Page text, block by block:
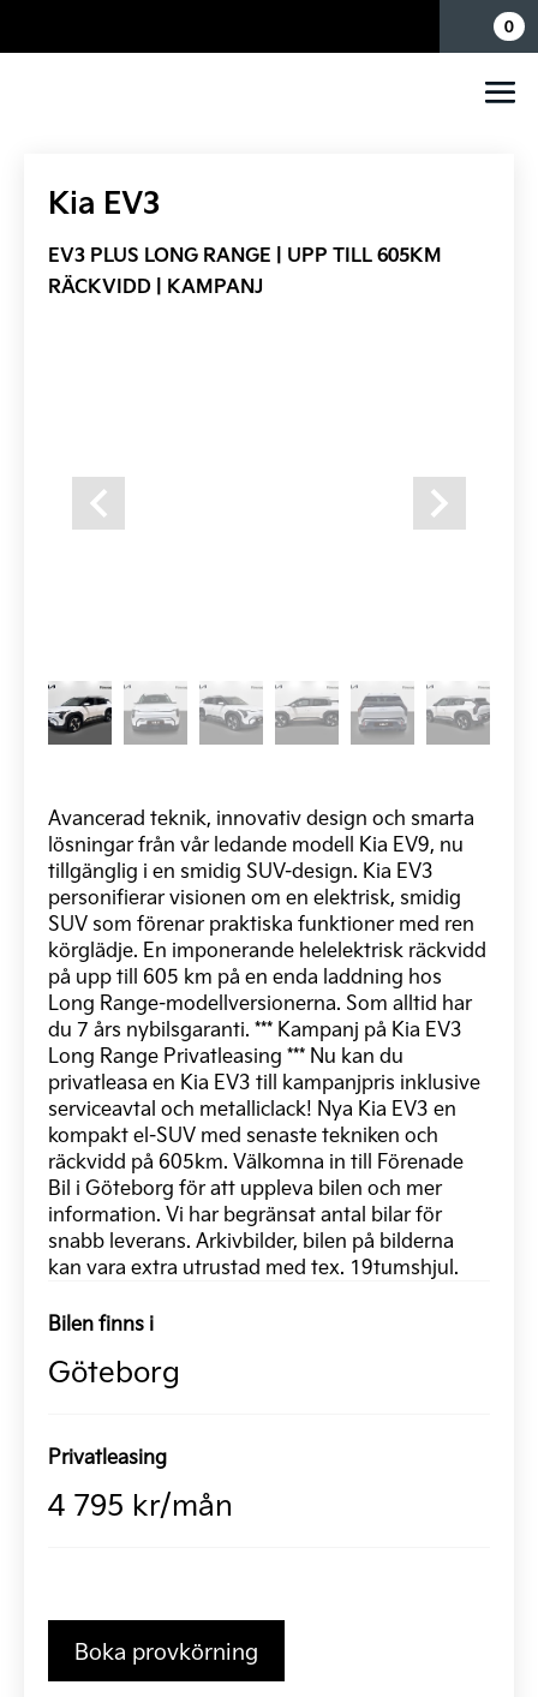
0
Kia EV3
EV3 PLUS LONG RANGE | UPP TILL 605KM
RÄCKVIDD | KAMPANJ
Previous Next
Avancerad teknik, innovativ design och smarta
lösningar från vår ledande modell Kia EV9, nu
tillgänglig i en smidig SUV-design. Kia EV3
personifierar visionen om en elektrisk, smidig
SUV som förenar praktiska funktioner med ren
körglädje. En imponerande helelektrisk räckvidd
på upp till 605 km på en enda laddning hos
Long Range-modellversionerna. Som alltid har
du 7 års nybilsgaranti. *** Kampanj på Kia EV3
Long Range Privatleasing *** Nu kan du
privatleasa en Kia EV3 till kampanjpris inklusive
serviceavtal och metalliclack! Nya Kia EV3 en
kompakt el-SUV med senaste tekniken och
räckvidd på 605km. Välkomna in till Förenade
Bil i Göteborg för att uppleva bilen och mer
information. Vi har begränsat antal bilar för
snabb leverans. Arkivbilder, bilen på bilderna
kan vara extra utrustad med tex. 19tumshjul.
Bilen finns i
Göteborg
Privatleasing
4 795 kr/mån
Boka provkörning